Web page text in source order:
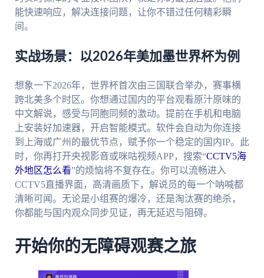
能快速响应，解决连接问题，让你不错过任何精彩瞬
间。
实战场景：以2026年美加墨世界杯为例
想象一下2026年，世界杯首次由三国联合举办，赛事横
跨北美多个时区。你想通过国内的平台观看原汁原味的
中文解说，感受与同胞同频的激动。提前在手机和电脑
上安装好加速器，开启智能模式。软件会自动为你连接
到上海或广州的最优节点，赋予你一个稳定的国内IP。此
时，你再打开央视影音或咪咕视频APP，搜索“CCTV5海
外地区怎么看”的烦恼将不复存在。你可以流畅进入
CCTV5直播界面，高清画质下，解说员的每一个呐喊都
清晰可闻。无论是小组赛的爆冷，还是淘汰赛的绝杀，
你都能与国内观众同步见证，再无延迟与阻碍。
开始你的无障碍观赛之旅